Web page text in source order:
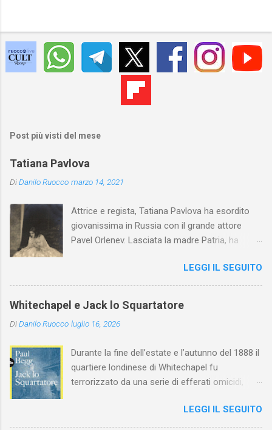
Post più visti del mese
Tatiana Pavlova
DiDanilo Ruocco marzo 14, 2021
Attrice e regista, Tatiana Pavlova ha esordito
giovanissima in Russia con il grande attore
Pavel Orlenev. Lasciata la madre Patria, ha
l'arte della Pavlova ha raggiunto la piena
maturità ed è stata in grado di rinnovare
profondamente l'attardato mondo teatrale
LEGGI IL SEGUITO
Whitechapel e Jack lo Squartatore
DiDanilo Ruocco luglio 16, 2026
Durante la fine dell’estate e l’autunno del 1888 il
quartiere londinese di Whitechapel fu
terrorizzato da una serie di efferati omicidi,
assassino ribattezzato Jack lo Squartatore la
cui identità, tutt’oggi, resta ignota. Paul Begg in
LEGGI IL SEGUITO